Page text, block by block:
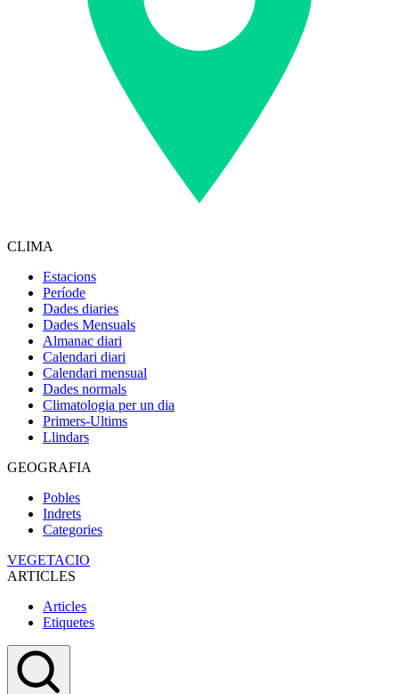
CLIMA
Estacions
Període
Dades diaries
Dades Mensuals
Almanac diari
Calendari diari
Calendari mensual
Dades normals
Climatologia per un dia
Primers-Ultims
Llindars
GEOGRAFIA
Pobles
Indrets
Categories
VEGETACIO
ARTICLES
Articles
Etiquetes